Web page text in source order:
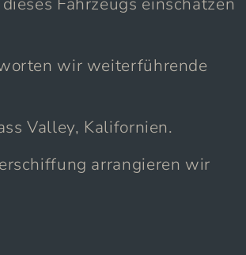
wir weiterführende
Valley, Kalifornien.
arrangieren wir